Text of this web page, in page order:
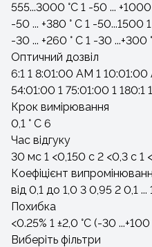
555...3000 °С 1 -50 ... +1000
-50 ... +380 ° С 1 -50...1500 1
-30 ... +260 ° С 1 -30 ...+300
Оптичний дозвіл
6:1 1 8:01:00 AM 1 10:01:00
54:01:00 1 75:01:00 1 180:1 1
Крок вимірювання
0,1 ° С 6
Час відгуку
30 мс 1 <0,150 c 2 <0,3 c 1
Коефіцієнт
від 0,1 до 1,0 3 0,95 2 0,1 ...
Похибка
<0.25% 1 ±2,0 °C (-30
Виберіть фільтри